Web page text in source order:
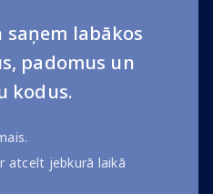
saņem labākos
padomus un
kodus.
atcelt jebkurā laikā